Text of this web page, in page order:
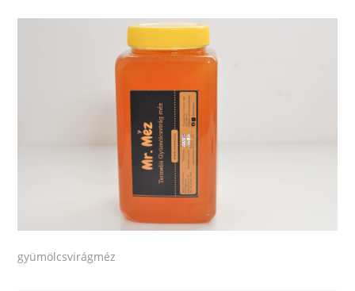
gyümölcsvirágméz